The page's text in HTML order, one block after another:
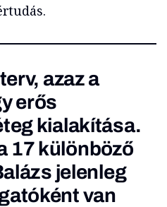
azaz a
erős
kialakítása.
17 különböző
jelenleg
van